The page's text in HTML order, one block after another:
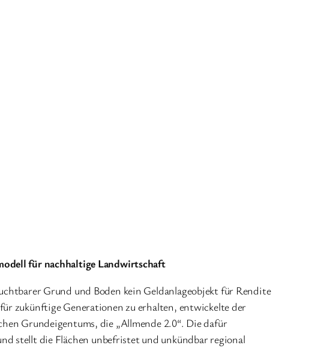
für nachhaltige Landwirtschaft
Grund und Boden kein Geldanlageobjekt für Rendite
zukünftige Generationen zu erhalten, entwickelte der
Grundeigentums, die „Allmende 2.0“. Die dafür
stellt die Flächen unbefristet und unkündbar regional